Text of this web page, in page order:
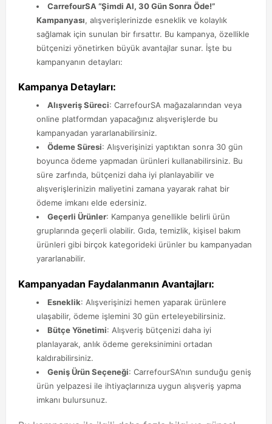
CarrefourSA “Şimdi Al, 30 Gün Sonra Öde!”
Kampanyası, alışverişlerinizde esneklik ve kolaylık
sağlamak için sunulan bir fırsattır. Bu kampanya, özellikle
bütçenizi yönetirken büyük avantajlar sunar. İşte bu
kampanyanın detayları:
Kampanya Detayları:
Alışveriş Süreci: CarrefourSA mağazalarından veya
online platformdan yapacağınız alışverişlerde bu
kampanyadan yararlanabilirsiniz.
Ödeme Süresi: Alışverişinizi yaptıktan sonra 30 gün
boyunca ödeme yapmadan ürünleri kullanabilirsiniz. Bu
süre zarfında, bütçenizi daha iyi planlayabilir ve
alışverişlerinizin maliyetini zamana yayarak rahat bir
ödeme imkanı elde edersiniz.
Geçerli Ürünler: Kampanya genellikle belirli ürün
gruplarında geçerli olabilir. Gıda, temizlik, kişisel bakım
ürünleri gibi birçok kategorideki ürünler bu kampanyadan
yararlanabilir.
Kampanyadan Faydalanmanın Avantajları:
Esneklik: Alışverişinizi hemen yaparak ürünlere
ulaşabilir, ödeme işlemini 30 gün erteleyebilirsiniz.
Bütçe Yönetimi: Alışveriş bütçenizi daha iyi
planlayarak, anlık ödeme gereksinimini ortadan
kaldırabilirsiniz.
Geniş Ürün Seçeneği: CarrefourSA’nın sunduğu geniş
ürün yelpazesi ile ihtiyaçlarınıza uygun alışveriş yapma
imkanı bulursunuz.